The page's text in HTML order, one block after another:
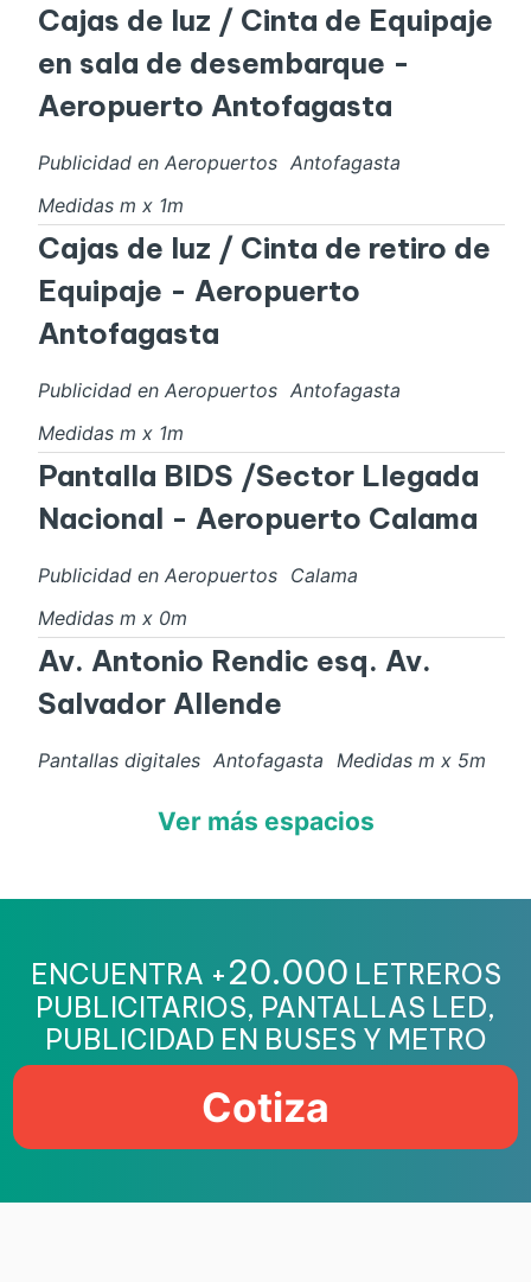
Cajas de luz / Cinta de Equipaje
en sala de desembarque -
Aeropuerto Antofagasta
Publicidad en Aeropuertos Antofagasta
Medidas m x 1m
Cajas de luz / Cinta de retiro de
Equipaje - Aeropuerto
Antofagasta
Publicidad en Aeropuertos Antofagasta
Medidas m x 1m
Pantalla BIDS /Sector Llegada
Nacional - Aeropuerto Calama
Publicidad en Aeropuertos
Calama
Medidas m x 0m
Av. Antonio Rendic esq. Av.
Salvador Allende
Pantallas digitales Antofagasta Medidas m x 5m
Ver más espacios
ENCUENTRA +20.000 LETREROS
PUBLICITARIOS, PANTALLAS LED,
PUBLICIDAD EN BUSES Y METRO
Cotiza